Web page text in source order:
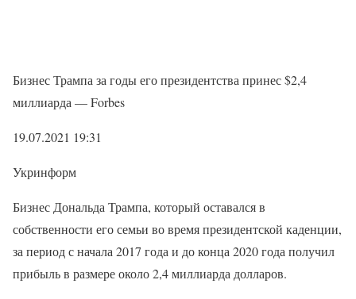
Бизнес Трампа за годы его президентства принес $2,4
миллиарда — Forbes
19.07.2021 19:31
Укринформ
Бизнес Дональда Трампа, который оставался в
собственности его семьи во время президентской каденции,
за период с начала 2017 года и до конца 2020 года получил
прибыль в размере около 2,4 миллиарда долларов.